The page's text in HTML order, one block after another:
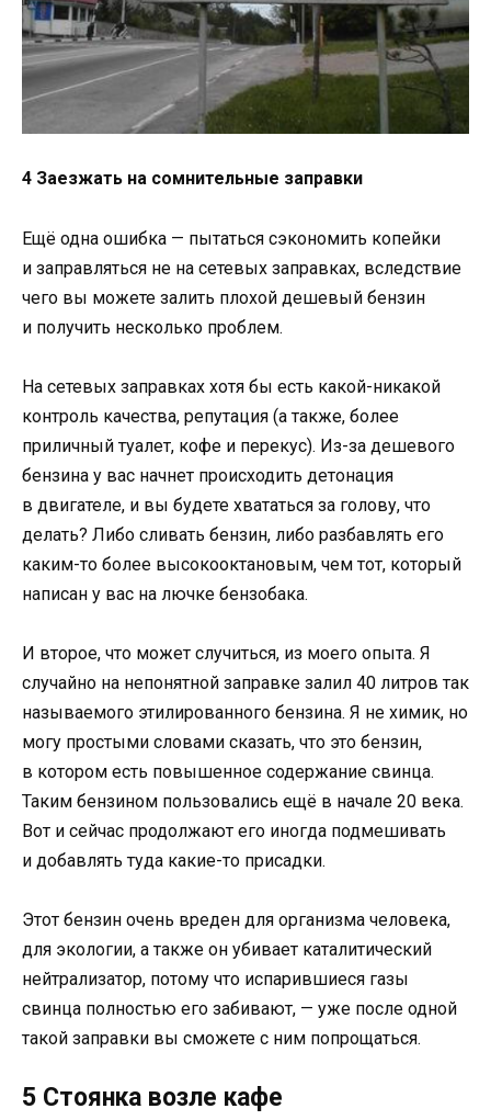
4 Заезжать на сомнительные заправки
Ещё одна ошибка — пытаться сэкономить копейки
и заправляться не на сетевых заправках, вследствие
чего вы можете залить плохой дешевый бензин
и получить несколько проблем.
На сетевых заправках хотя бы есть какой-никакой
контроль качества, репутация (а также, более
приличный туалет, кофе и перекус). Из-за дешевого
бензина у вас начнет происходить детонация
в двигателе, и вы будете хвататься за голову, что
делать? Либо сливать бензин, либо разбавлять его
каким-то более высокооктановым, чем тот, который
написан у вас на лючке бензобака.
И второе, что может случиться, из моего опыта. Я
случайно на непонятной заправке залил 40 литров так
называемого этилированного бензина. Я не химик, но
могу простыми словами сказать, что это бензин,
в котором есть повышенное содержание свинца.
Таким бензином пользовались ещё в начале 20 века.
Вот и сейчас продолжают его иногда подмешивать
и добавлять туда какие-то присадки.
Этот бензин очень вреден для организма человека,
для экологии, а также он убивает каталитический
нейтрализатор, потому что испарившиеся газы
свинца полностью его забивают, — уже после одной
такой заправки вы сможете с ним попрощаться.
5 Стоянка возле кафе